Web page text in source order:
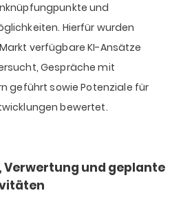
und
Hierfür wurden
verfügbare KI-Ansätze
Gespräche mit
geführt sowie Potenziale für
bewertet.
Verwertung und geplante